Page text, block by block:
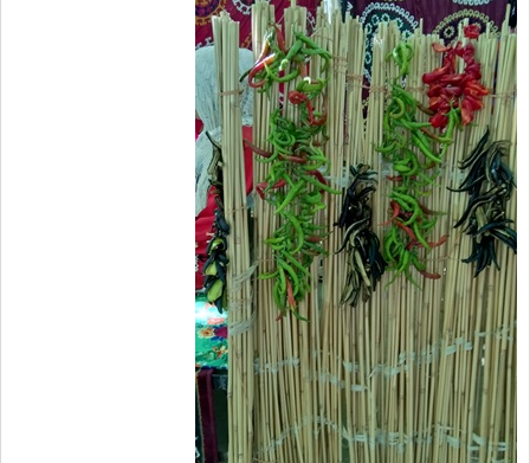
САНАДҲОИ МЕЪЁРӢ-ҲУҚУҚӢ
Қарорҳои маҷлиси вакилони халқ